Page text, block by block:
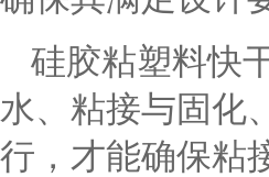
硅胶粘塑料快
水、粘接与固化
行，才能确保粘